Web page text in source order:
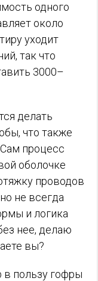
одного
около
уходит
так что
3000–
делать
что также
процесс
оболочке
проводов
не всегда
и логика
нее, делаю
вы?
в пользу гофры